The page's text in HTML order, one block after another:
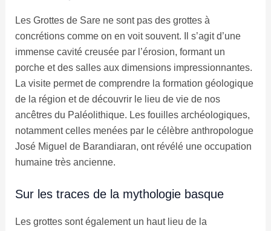
Les Grottes de Sare ne sont pas des grottes à
concrétions comme on en voit souvent. Il s’agit d’une
immense cavité creusée par l’érosion, formant un
porche et des salles aux dimensions impressionnantes.
La visite permet de comprendre la formation géologique
de la région et de découvrir le lieu de vie de nos
ancêtres du Paléolithique. Les fouilles archéologiques,
notamment celles menées par le célèbre anthropologue
José Miguel de Barandiaran, ont révélé une occupation
humaine très ancienne.
Sur les traces de la mythologie basque
Les grottes sont également un haut lieu de la